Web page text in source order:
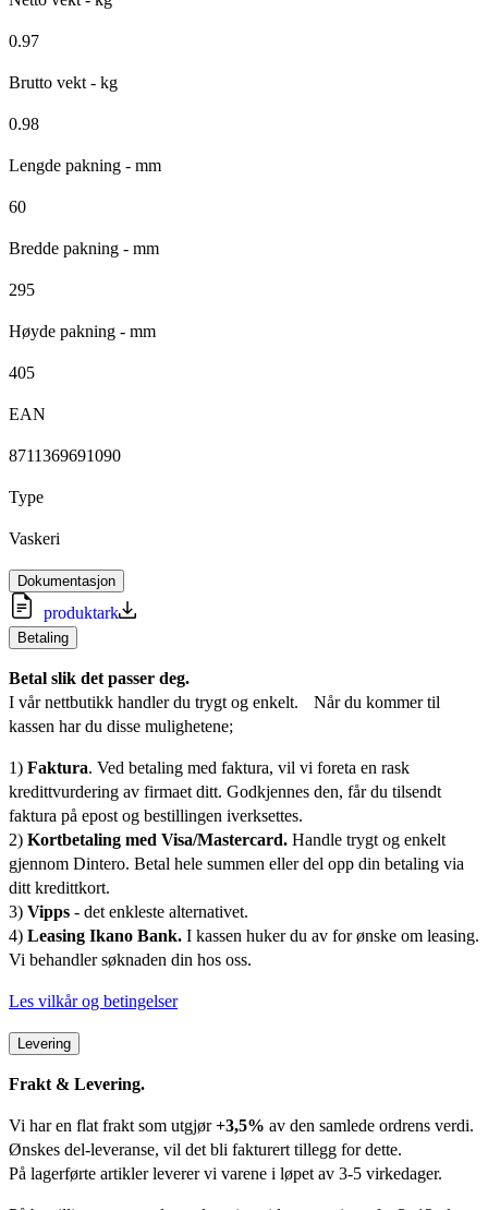
0.97
Brutto vekt - kg
0.98
Lengde pakning - mm
60
Bredde pakning - mm
295
Høyde pakning - mm
405
EAN
8711369691090
Type
Vaskeri
Dokumentasjon
produktark
Betaling
Betal slik det passer deg.
I vår nettbutikk handler du trygt og enkelt. Når du kommer til
kassen har du disse mulighetene;
1) Faktura. Ved betaling med faktura, vil vi foreta en rask
kredittvurdering av firmaet ditt. Godkjennes den, får du tilsendt
faktura på epost og bestillingen iverksettes.
2) Kortbetaling med Visa/Mastercard. Handle trygt og enkelt
gjennom Dintero. Betal hele summen eller del opp din betaling via
ditt kredittkort.
3) Vipps - det enkleste alternativet.
4) Leasing Ikano Bank. I kassen huker du av for ønske om leasing.
Vi behandler søknaden din hos oss.
Les vilkår og betingelser
Levering
Frakt & Levering.
Vi har en flat frakt som utgjør+3,5% av den samlede ordrens verdi.
Ønskes del-leveranse, vil det bli fakturert tillegg for dette.
På lagerførte artikler leverer vi varene i løpet av 3-5 virkedager.